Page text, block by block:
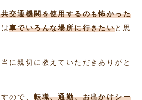
交通機関を使用するのも怖かった
車でいろんな場所に行きたいと思
に親切に教えていただきありがと
ので、転職、通勤、お出かけシー